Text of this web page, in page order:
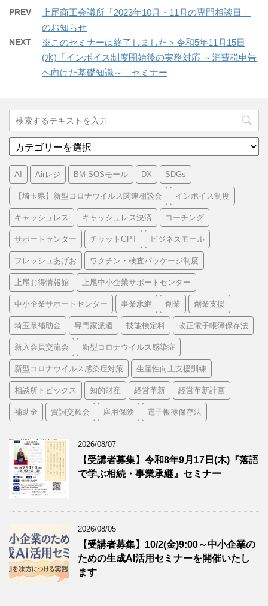
PREV
上尾商工会議所「2023年10月・11月の専門相談日」
のお知らせ
NEXT
※このセミナーは終了しました＞令和5年11月15日
(水)「インボイス制度開始後の実務対応 ～消費税申告
へ向けた基礎知識～」セミナー
テ
ゴ
リ
AI Airレジ BM SOSモール DX SDGs
【埼玉県】新型コロナウイルス関連相談会 インボイス制度
キャッシュレス キャッシュレス決済 コーチング
サポートセンター チャットGPT ビジネスモール
フレッシュあげお ワクチン・検査パッケージ制度
上尾お得情報館 上尾中小企業サポートセンター
中小企業サポートセンター 事業承継 創業 創業支援
埼玉県補助金 専門家派遣 技能検定料 改正電子帳簿保存法
新入会員交流会 新型コロナウイルス感染症
新型コロナウイルス感染症対策 生産性向上支援訓練
相談所トピックス 知的財産 経営革新 経営革新計画
補助金 賀詞交歓会 雇用保険 電子帳簿保存法
2026/08/07
【受講者募集】令和8年9月17日(木)『落語
で学ぶ相続・事業承継』セミナー
2026/08/05
【受講者募集】10/2(金)9:00～中小企業の
ための生成AI活用セミナーを開催いたし
ます